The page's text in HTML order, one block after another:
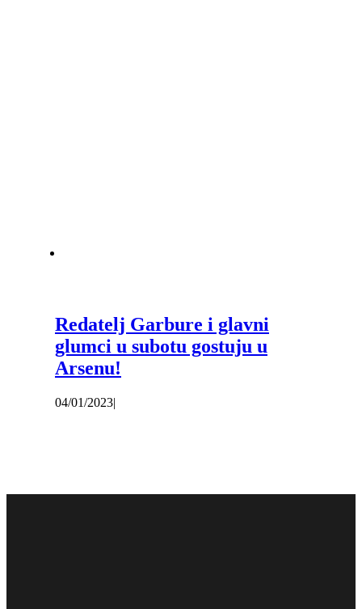
Redatelj Garbure i glavni
glumci u subotu gostuju u
Arsenu!
04/01/2023|